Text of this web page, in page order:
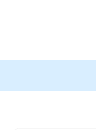
Registra